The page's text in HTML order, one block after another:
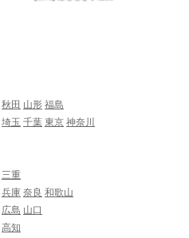
秋田 山形 福島
埼玉 千葉 東京 神奈川
三重
兵庫 奈良 和歌山
広島 山口
高知